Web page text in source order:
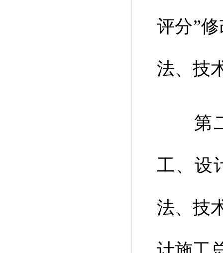
评分”
法、技
第二
工、设
法、技